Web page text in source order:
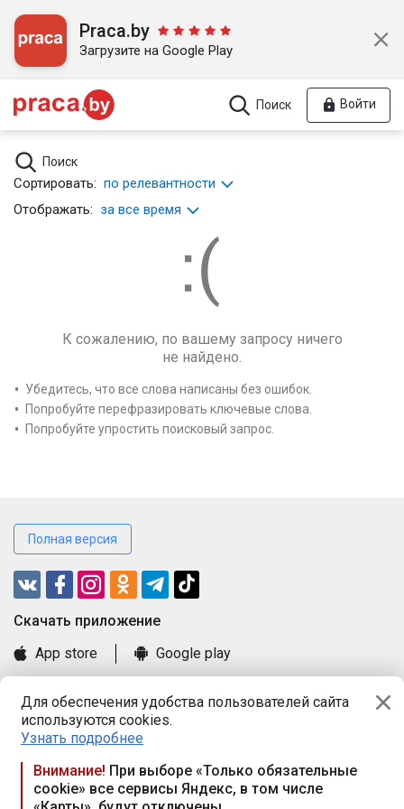
Для обеспечения удобства пользователей сайта
используются cookies.
Узнать подробнее
Внимание! При выборе «Только обязательные
cookie» все сервисы Яндекс, в том числе
Praca.by
Загрузите на Google Play
Поиск Войти
Поиск
Сортировать: по релевантности
Отображать: за все время
К сожалению, по вашему запросу ничего
не найдено.
Убедитесь, что все слова написаны без ошибок.
Попробуйте перефразировать ключевые слова.
Попробуйте упростить поисковый запрос.
Полная версия
Cкачать приложение
App store
Google play
Книга замечаний и предложений
Правила и документы
Praca.by © 2000—2026, ООО «ПРАЦА БАЙ»
Республика Беларусь, 220114, г. Минск, пр-т Независимости
117а, пом. № 9.